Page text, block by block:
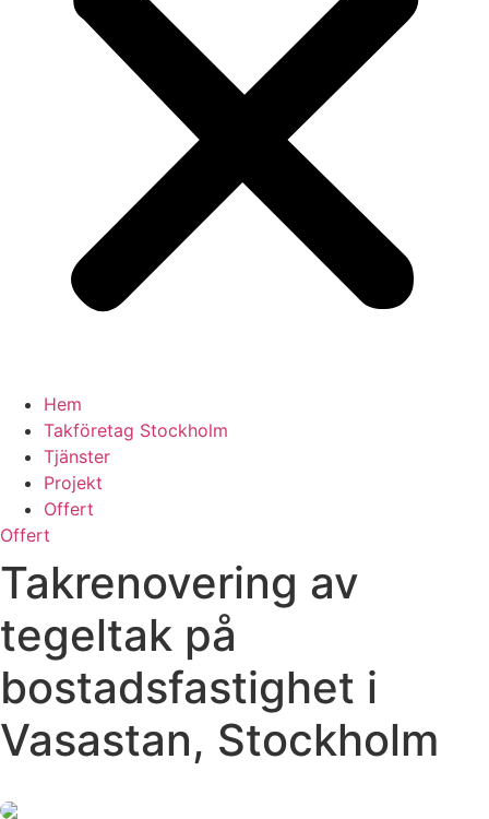
Hem
Takföretag Stockholm
Tjänster
Projekt
Offert
Offert
Takrenovering av
tegeltak på
bostadsfastighet i
Vasastan, Stockholm